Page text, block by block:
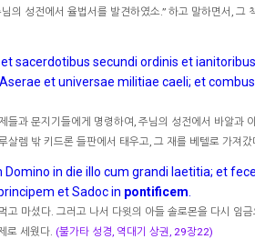
의 성전에서 율법서를 발견하였소.” 하고 말하면서, 그
et sacerdotibus secundi ordinis et
et universae militiae caeli; et
들과 문지기들에게 명령하여, 주님의 성전에서 바알과
살렘 밖 키드론 들판에서 태우고, 그 재를 베텔로 가져갔
in die illo cum grandi laetitia; et
et Sadoc in pontificem
고 마셨다. 그러고 나서 다윗의 아들 솔로몬을 다시 임
로 세웠다. (불가타 성경, 역대기 상권, 29장22)